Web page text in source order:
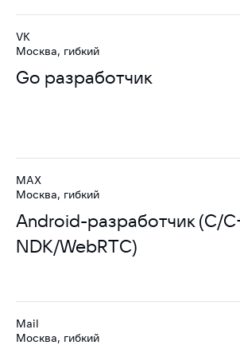
Go разработчик
VK
Москва, гибкий
Android-разработчик (C/
NDK/WebRTC)
MAX
Москва, гибкий
Mail
Москва, гибкий